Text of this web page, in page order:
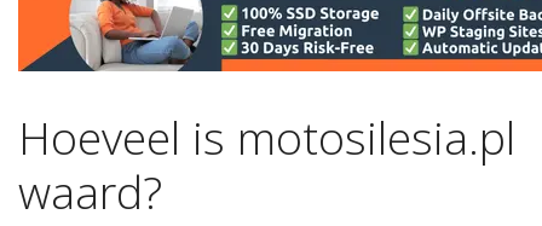
Hoeveel is motosilesia.pl
waard?